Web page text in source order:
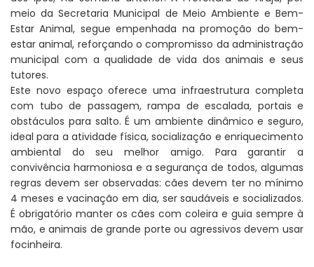
meio da Secretaria Municipal de Meio Ambiente e Bem-
Estar Animal, segue empenhada na promoção do bem-
estar animal, reforçando o compromisso da administração
municipal com a qualidade de vida dos animais e seus
tutores.
Este novo espaço oferece uma infraestrutura completa
com tubo de passagem, rampa de escalada, portais e
obstáculos para salto. É um ambiente dinâmico e seguro,
ideal para a atividade física, socialização e enriquecimento
ambiental do seu melhor amigo. Para garantir a
convivência harmoniosa e a segurança de todos, algumas
regras devem ser observadas: cães devem ter no mínimo
4 meses e vacinação em dia, ser saudáveis e socializados.
É obrigatório manter os cães com coleira e guia sempre à
mão, e animais de grande porte ou agressivos devem usar
focinheira.